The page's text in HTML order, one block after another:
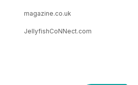
magazine.co.uk
JellyfishCoNNect.com